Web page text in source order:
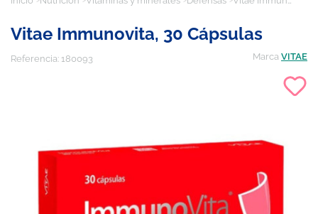
Vitae Immunovita, 30 Cápsulas
Referencia: 180093 Marca VITAE